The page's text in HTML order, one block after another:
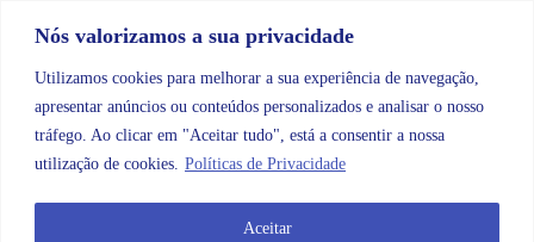
Nós valorizamos a sua privacidade
Utilizamos cookies para melhorar a sua experiência de navegação,
apresentar anúncios ou conteúdos personalizados e analisar o nosso
tráfego. Ao clicar em "Aceitar tudo", está a consentir a nossa
utilização de cookies. Políticas de Privacidade
Aceitar
Categorias